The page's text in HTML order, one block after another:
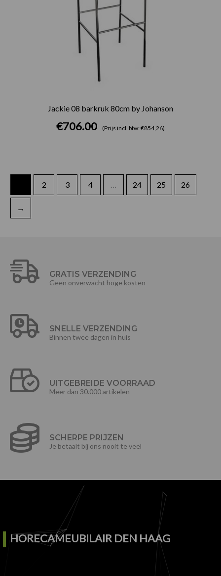
Jackie 08 barkruk 80cm by Johanson
€706.00 (Prijs incl. btw: €854,26)
2 3 4 … 24 25 26
→
GRATIS VERZENDING
Geen onverwacht hoge kosten
SNELLE VERZENDING
Binnen twee dagen in huis
UITGEBREIDE VOORRAAD
Meer dan 30.000 artikelen
SCHERPE PRIJZEN
Je betaalt bij ons nooit te veel
HORECAMEUBILAIR DEN HAAG